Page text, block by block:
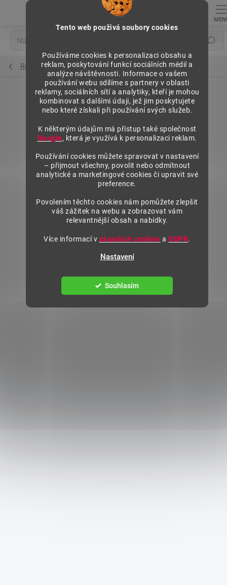
Tento web použivá soubory cookies
Používáme cookies k personalizaci obsahu a
reklam, poskytování funkcí sociálních médií a
analýze návštěvnosti. Informace o vašem
používání webu sdílíme s partnery v oblasti
reklamy, sociálních sítí a analytiky, kteří je mohou
kombinovat s dalšími údaji, jež jim poskytujete
nebo které získali při používání svých služeb.
K některým údajům má přístup také společnost
Google, která je využívá k personalizaci reklam.
Používání cookies můžete spravovat v nastavení
– přijmout všechny, povolit nebo odmítnout
analytické a marketingové cookies či upravit své
preference.
Povolením těchto cookies nám pomůžete zlepšit
váš zážitek na webu a zobrazovat vám
relevantnější obsah a nabídky.
Více informací v zásadách cookies aGDPR.
Nastavení
Souhlasím
Hledat
Regály výška 2500 mm, základní moduly